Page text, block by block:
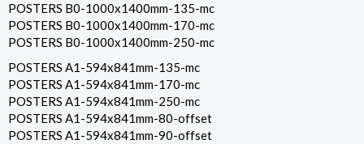
POSTERS B0-1000x1400mm-135-mc
POSTERS B0-1000x1400mm-170-mc
POSTERS B0-1000x1400mm-250-mc
POSTERS A1-594x841mm-135-mc
POSTERS A1-594x841mm-170-mc
POSTERS A1-594x841mm-250-mc
POSTERS A1-594x841mm-80-offset
POSTERS A1-594x841mm-90-offset